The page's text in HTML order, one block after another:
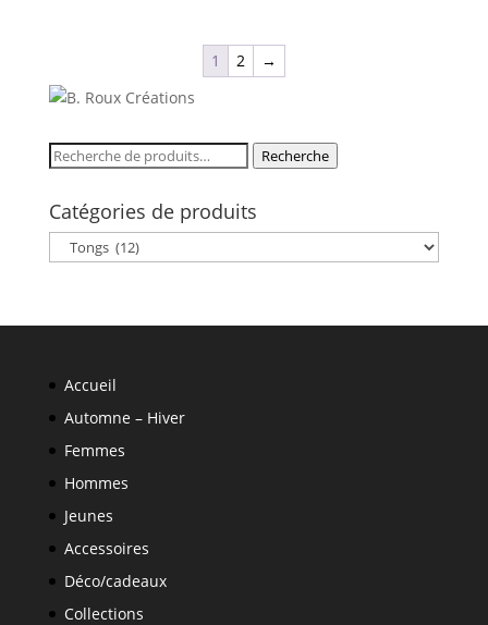
1 2 →
Recherche
Recherche
Catégories de produits
Accueil
Automne – Hiver
Femmes
Hommes
Jeunes
Accessoires
Déco/cadeaux
Collections